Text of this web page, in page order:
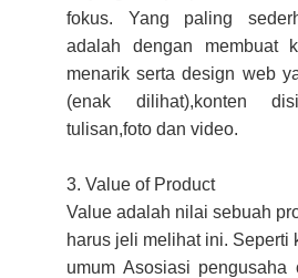
fokus. Yang paling
adalah dengan membuat
menarik serta design web
(enak dilihat),konten
tulisan,foto dan video.
3. Value of Product
Value adalah nilai sebuah
harus jeli melihat ini. Seperti
umum Asosiasi pengusaha